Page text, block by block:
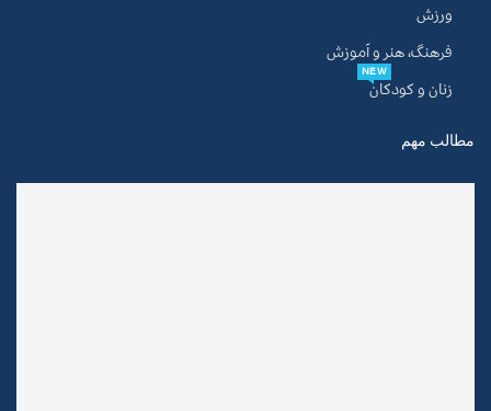
ورزش
فرهنگ، هنر و آموزش
زنان و کودکان
NEW
مطالب مهم